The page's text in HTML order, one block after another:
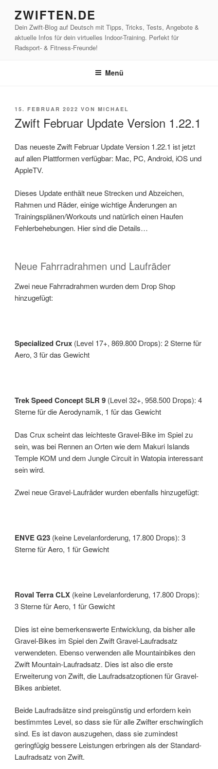
Inhalt
springen
ZWIFTEN.DE
Dein Zwift-Blog auf Deutsch mit Tipps, Tricks, Tests, Angebote &
aktuelle Infos für dein virtuelles Indoor-Training. Perfekt für
Radsport- & Fitness-Freunde!
Menü
VERÖFFENTLICHT
15. FEBRUAR 2022 VON MICHAEL
Zwift Februar Update Version 1.22.1
Das neueste Zwift Februar Update Version 1.22.1 ist jetzt
auf allen Plattformen verfügbar: Mac, PC, Android, iOS und
AppleTV.
Dieses Update enthält neue Strecken und Abzeichen,
Rahmen und Räder, einige wichtige Änderungen an
Trainingsplänen/Workouts und natürlich einen Haufen
Fehlerbehebungen. Hier sind die Details…
Neue Fahrradrahmen und Laufräder
Zwei neue Fahrradrahmen wurden dem Drop Shop
hinzugefügt:
Specialized Crux (Level 17+, 869.800 Drops): 2 Sterne für
Aero, 3 für das Gewicht
Trek Speed Concept SLR 9 (Level 32+, 958.500 Drops): 4
Sterne für die Aerodynamik, 1 für das Gewicht
Das Crux scheint das leichteste Gravel-Bike im Spiel zu
sein, was bei Rennen an Orten wie dem Makuri Islands
Temple KOM und dem Jungle Circuit in Watopia interessant
sein wird.
Zwei neue Gravel-Laufräder wurden ebenfalls hinzugefügt:
ENVE G23 (keine Levelanforderung, 17.800 Drops): 3
Sterne für Aero, 1 für Gewicht
Roval Terra CLX (keine Levelanforderung, 17.800 Drops):
3 Sterne für Aero, 1 für Gewicht
Dies ist eine bemerkenswerte Entwicklung, da bisher alle
Gravel-Bikes im Spiel den Zwift Gravel-Laufradsatz
verwendeten. Ebenso verwenden alle Mountainbikes den
Zwift Mountain-Laufradsatz. Dies ist also die erste
Erweiterung von Zwift, die Laufradsatzoptionen für Gravel-
Bikes anbietet.
Beide Laufradsätze sind preisgünstig und erfordern kein
bestimmtes Level, so dass sie für alle Zwifter erschwinglich
sind. Es ist davon auszugehen, dass sie zumindest
geringfügig bessere Leistungen erbringen als der Standard-
Laufradsatz von Zwift.